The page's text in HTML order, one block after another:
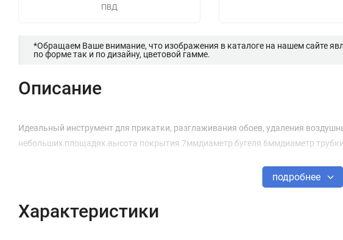
ПВД
*Обращаем Ваше внимание, что изображения в каталоге на нашем сайте
по форме так и по дизайну, цветовой гамме.
Описание
Идеальный инструмент для прикатки, разглаживания обоев, удаления
небольших площадях.высота покрытия 7ммдиаметр бугеля 6ммдиаметр
подробнее
Характеристики